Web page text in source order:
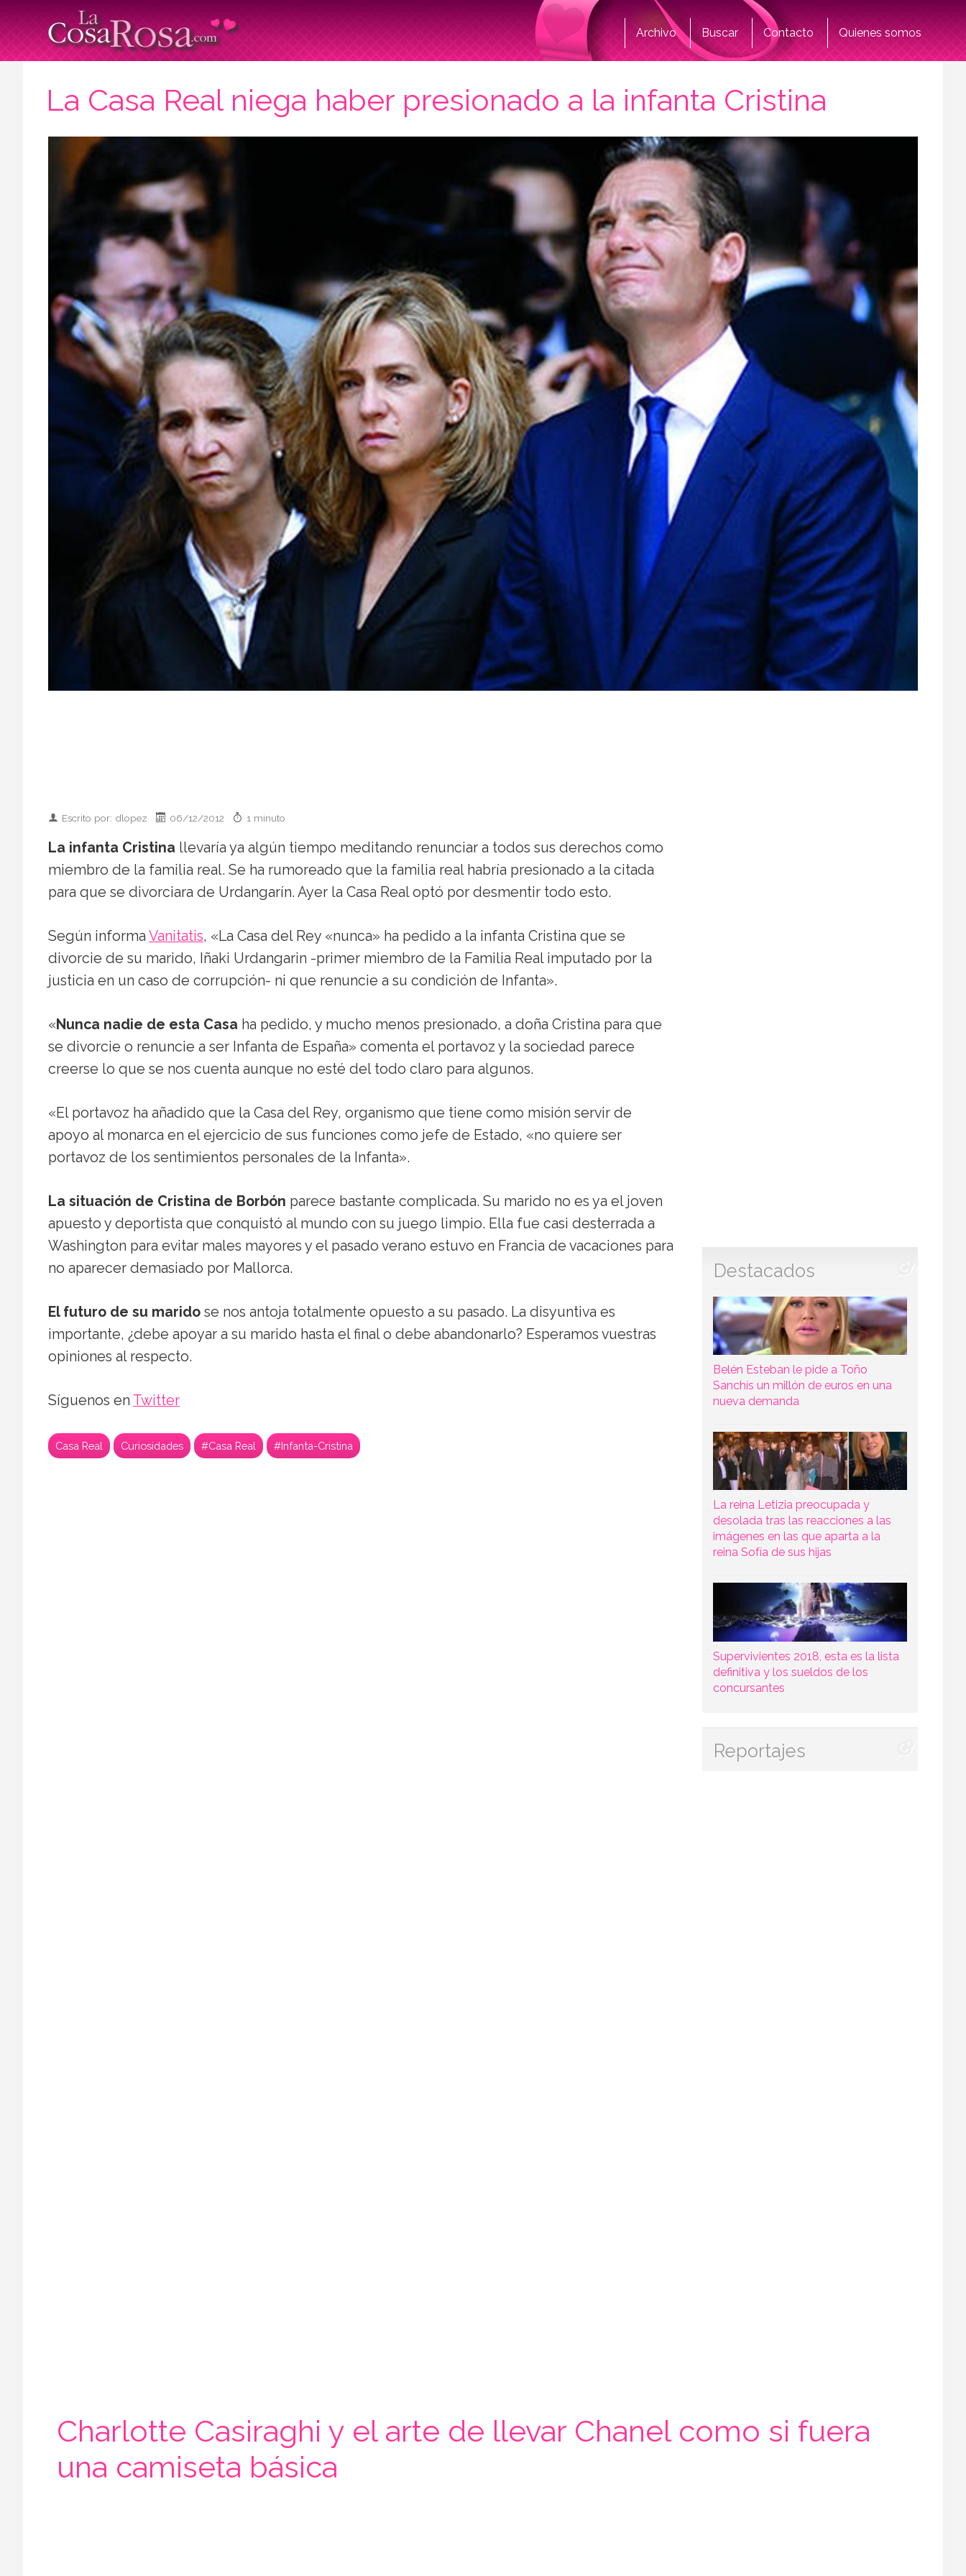
Archivo Buscar Contacto Quienes somos
La Casa Real niega haber presionado a la infanta Cristina
Escrito por: dlopez 06/12/2012 1 minuto
La infanta Cristina llevaría ya algún tiempo meditando renunciar a todos sus derechos como
miembro de la familia real. Se ha rumoreado que la familia real habría presionado a la citada
para que se divorciara de Urdangarín. Ayer la Casa Real optó por desmentir todo esto.
Según informa Vanitatis, «La Casa del Rey «nunca» ha pedido a la infanta Cristina que se
divorcie de su marido, Iñaki Urdangarin -primer miembro de la Familia Real imputado por la
justicia en un caso de corrupción- ni que renuncie a su condición de Infanta».
«Nunca nadie de esta Casa ha pedido, y mucho menos presionado, a doña Cristina para que
se divorcie o renuncie a ser Infanta de España» comenta el portavoz y la sociedad parece
creerse lo que se nos cuenta aunque no esté del todo claro para algunos.
«El portavoz ha añadido que la Casa del Rey, organismo que tiene como misión servir de
apoyo al monarca en el ejercicio de sus funciones como jefe de Estado, «no quiere ser
portavoz de los sentimientos personales de la Infanta».
La situación de Cristina de Borbón parece bastante complicada. Su marido no es ya el joven
apuesto y deportista que conquistó al mundo con su juego limpio. Ella fue casi desterrada a
Washington para evitar males mayores y el pasado verano estuvo en Francia de vacaciones para
no aparecer demasiado por Mallorca.
El futuro de su marido se nos antoja totalmente opuesto a su pasado. La disyuntiva es
importante, ¿debe apoyar a su marido hasta el final o debe abandonarlo? Esperamos vuestras
opiniones al respecto.
Síguenos en Twitter
Casa Real Curiosidades #Casa Real #Infanta-Cristina
Destacados
Belén Esteban le pide a Toño
Sanchís un millón de euros en una
nueva demanda
La reina Letizia preocupada y
desolada tras las reacciones a las
imágenes en las que aparta a la
reina Sofía de sus hijas
Supervivientes 2018, esta es la lista
definitiva y los sueldos de los
concursantes
Reportajes
Charlotte Casiraghi y el arte de llevar Chanel como si fuera
una camiseta básica